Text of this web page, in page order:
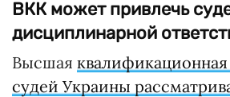
ВКК может привлечь
дисциплинарной
Высшая
судей Украины